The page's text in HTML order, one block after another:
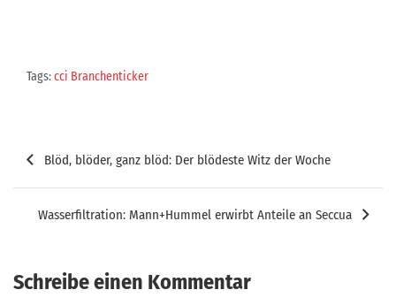
Tags:cci Branchenticker
Beitragsnavigation
Blöd, blöder, ganz blöd: Der blödeste Witz der Woche
Wasserfiltration: Mann+Hummel erwirbt Anteile an Seccua
Schreibe einen Kommentar